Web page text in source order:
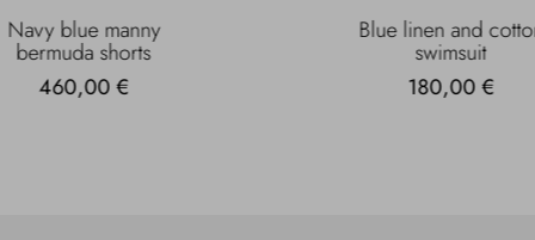
Navy blue manny
bermuda shorts
460,00 €
Blue linen and
swimsuit
180,00 €